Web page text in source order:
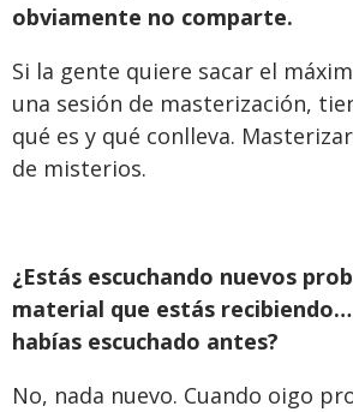
obviamente no comparte.
Si la gente quiere sacar el
una sesión de masterización,
qué es y qué conlleva.
de misterios.
¿Estás escuchando nuevos
material que estás recibiendo…
habías escuchado antes?
No, nada nuevo. Cuando oigo